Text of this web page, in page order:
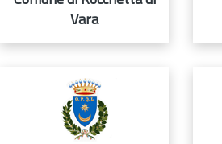
Vara